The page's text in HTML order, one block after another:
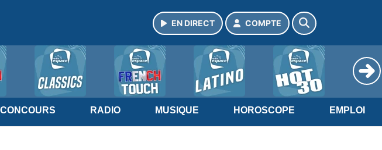
EN DIRECT COMPTE
CONCOURS RADIO MUSIQUE HOROSCOPE EMPLOI